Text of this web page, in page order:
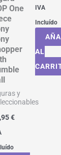
One
y
€
IVA
Incluído
AL